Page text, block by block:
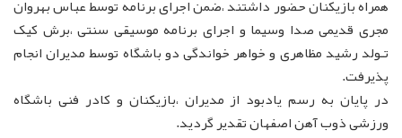
همراه بازیکنان حضور داشتند ،ضمن اجرای برنامه توسط عباس بهروان
مجری قدیمی صدا وسیما و اجرای برنامه موسیقی سنتی ،برش کیک
تـولد رشید مظاهری و خواهر خواندگی دو باشگاه توسط مدیران انجام
پذیرفت.
در پایان به رسم یادبود از مدیران ،بازیکنان و کادر فنی باشگاه
ورزشی ذوب آهن اصفهان تقدیر گردید.